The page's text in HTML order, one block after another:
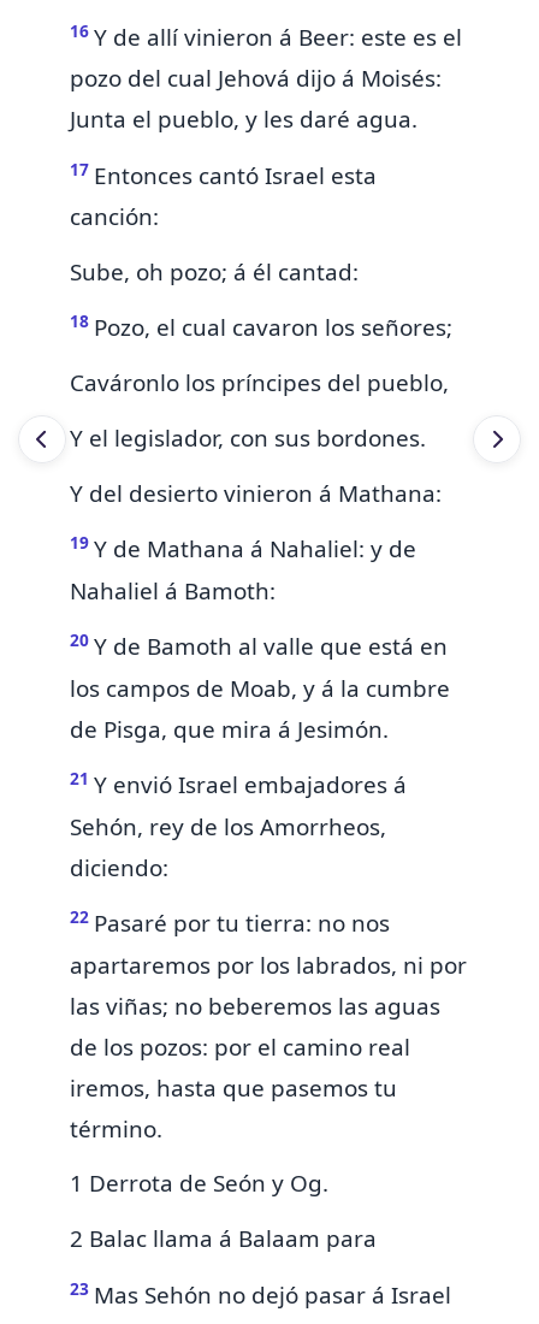
16 Y de allívinieron á Beer: este es el
pozo del cual Jehová dijo á Moisés:
Junta el pueblo, y les daré agua.
17 Entonces cantó Israel esta
canción:
Sube, oh pozo; á él cantad:
18 Pozo, el cual cavaron los señores;
Caváronlo los príncipes del pueblo,
Y el legislador, con sus bordones.
Y del desiertovinieron á Mathana:
19 Y de Mathana á Nahaliel: y de
Nahaliel á Bamoth:
20 Y de Bamoth al valle que está en
los campos de Moab, y á la cumbre
de Pisga, que mira á Jesimón.
21 Y envió Israel embajadores á
Sehón, rey de los Amorrheos,
diciendo:
22 Pasaré por tu tierra: no nos
apartaremos por los labrados, ni por
las viñas; no beberemos las aguas
de los pozos: por el camino real
iremos, hasta que pasemos tu
término.
1 Derrota de Seón y Og.
2 Balac llama á Balaam para
23 Mas Sehón no dejó pasar á Israel